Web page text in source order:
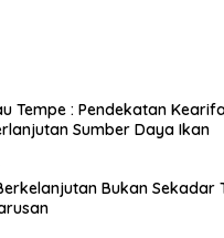
Tempe : Pendekatan
Sumber Daya Ikan
Bukan Sekadar